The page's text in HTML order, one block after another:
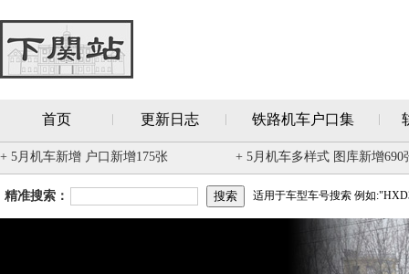
首页 更新日志 铁路机车户口集
+ 5月机车新增 户口新增175张 + 5月机车多样式 图库新增690
精准搜索： 适用于车型车号搜索 例如